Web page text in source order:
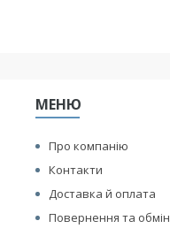
МЕНЮ
Про компанію
Контакти
Доставка й оплата
Повернення та обмін